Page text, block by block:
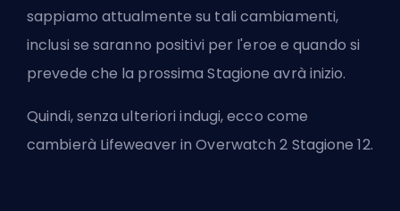
sappiamo attualmente su tali cambiamenti,
inclusi se saranno positivi per l'eroe e quando si
prevede che la prossima Stagione avrà inizio.
Quindi, senza ulteriori indugi, ecco come
cambierà Lifeweaver in Overwatch 2 Stagione 12.